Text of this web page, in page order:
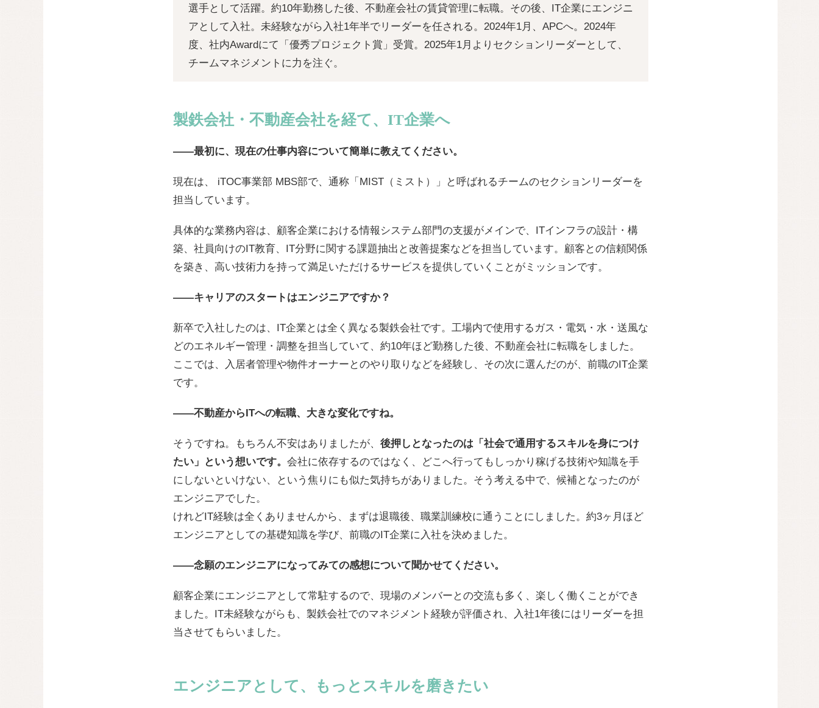
選手として活躍。約10年勤務した後、不動産会社の賃貸管理に転職。その後、IT企業にエンジニ
アとして入社。未経験ながら入社1年半でリーダーを任される。2024年1月、APCへ。2024年
度、社内Awardにて「優秀プロジェクト賞」受賞。2025年1月よりセクションリーダーとして、
チームマネジメントに力を注ぐ。
製鉄会社・不動産会社を経て、IT企業へ
——最初に、現在の仕事内容について簡単に教えてください。
現在は、 iTOC事業部 MBS部で、通称「MIST（ミスト）」と呼ばれるチームのセクションリーダーを
担当しています。
具体的な業務内容は、顧客企業における情報システム部門の支援がメインで、ITインフラの設計・構
築、社員向けのIT教育、IT分野に関する課題抽出と改善提案などを担当しています。顧客との信頼関係
を築き、高い技術力を持って満足いただけるサービスを提供していくことがミッションです。
——キャリアのスタートはエンジニアですか？
新卒で入社したのは、IT企業とは全く異なる製鉄会社です。工場内で使用するガス・電気・水・送風な
どのエネルギー管理・調整を担当していて、約10年ほど勤務した後、不動産会社に転職をしました。
ここでは、入居者管理や物件オーナーとのやり取りなどを経験し、その次に選んだのが、前職のIT企業
です。
——不動産からITへの転職、大きな変化ですね。
そうですね。もちろん不安はありましたが、 後押しとなったのは「社会で通用するスキルを身につけ
たい」という想いです。 会社に依存するのではなく、どこへ行ってもしっかり稼げる技術や知識を手
にしないといけない、という焦りにも似た気持ちがありました。そう考える中で、候補となったのが
エンジニアでした。
けれどIT経験は全くありませんから、まずは退職後、職業訓練校に通うことにしました。約3ヶ月ほど
エンジニアとしての基礎知識を学び、前職のIT企業に入社を決めました。
——念願のエンジニアになってみての感想について聞かせてください。
顧客企業にエンジニアとして常駐するので、現場のメンバーとの交流も多く、楽しく働くことができ
ました。IT未経験ながらも、製鉄会社でのマネジメント経験が評価され、入社1年後にはリーダーを担
当させてもらいました。
エンジニアとして、もっとスキルを磨きたい